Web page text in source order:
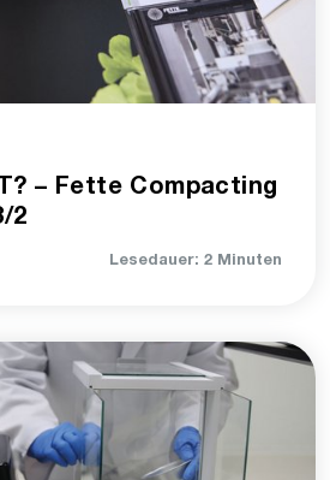
– Fette Compacting
2
Lesedauer: 2 Minuten